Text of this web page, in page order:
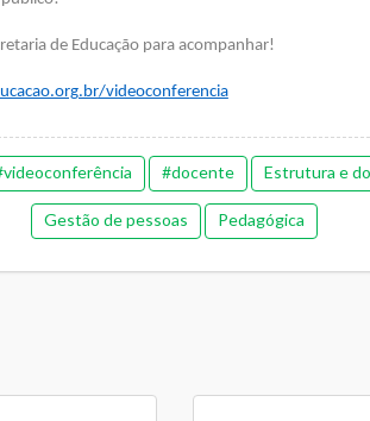
de Educação para acompanhar!
videoconferencia
#docente Estrutura e
Gestão de pessoas Pedagógica